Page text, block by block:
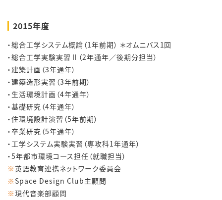
2015年度
・総合工学システム概論（1年前期） ＊オムニバス1回
・総合工学実験実習Ⅱ（2年通年／後期分担当）
・建築計画（3年通年）
・建築造形実習（3年前期）
・生活環境計画（4年通年）
・基礎研究（4年通年）
・住環境設計演習（5年前期）
・卒業研究（5年通年）
・工学システム実験実習（専攻科1年通年）
・5年都市環境コース担任（就職担当）
※英語教育連携ネットワーク委員会
※ Space Design Club主顧問
※現代音楽部顧問